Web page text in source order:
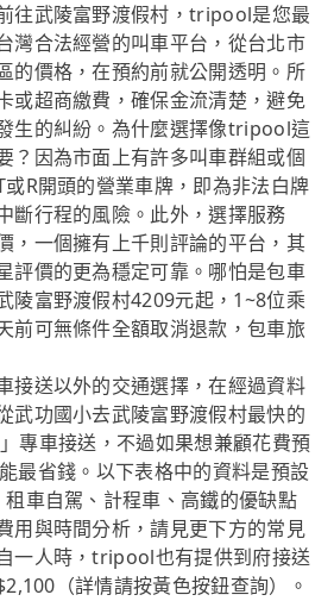
往武陵富野渡假村，tripool是您最
灣合法經營的叫車平台，從台北市
的價格，在預約前就公開透明。所
或超商繳費，確保金流清楚，避免
生的糾紛。為什麼選擇像tripool這
？因為市面上有許多叫車群組或個
R開頭的營業車牌，即為非法白牌
斷行程的風險。此外，選擇服務
，一個擁有上千則評論的平台，其
評價的更為穩定可靠。哪怕是包車
陵富野渡假村4209元起，1~8位乘
前可無條件全額取消退款，包車旅
接送以外的交通選擇，在經過資料
武功國小去武陵富野渡假村最快的
專車接送，不過如果想兼顧花費預
最省錢。以下表格中的資料是預設
車自駕、計程車、高鐵的優缺點
用與時間分析，請見更下方的常見
一人時，tripool也有提供到府接送
（詳情請按黃色按鈕查詢）。